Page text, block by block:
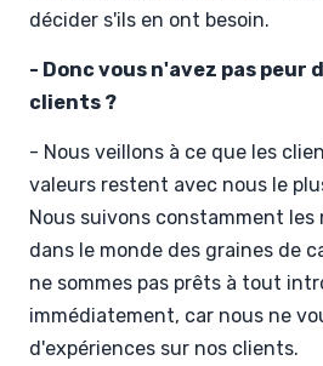
décider s'ils en ont besoin.
- Donc vous n'avez pas peur
clients ?
- Nous veillons à ce que les
valeurs restent avec nous le
Nous suivons constamment
dans le monde des graines de
ne sommes pas prêts à tout
immédiatement, car nous ne
d'expériences sur nos clients.